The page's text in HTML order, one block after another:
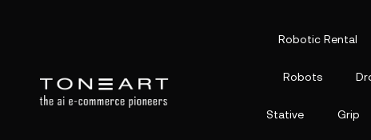
Robotic Rental
Robots
Stative Grip